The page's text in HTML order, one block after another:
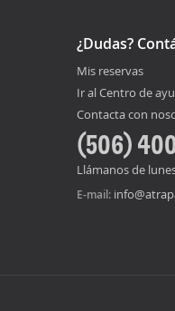
¿Dudas?
Mis reservas
Ir al Centro de
Contacta con
(506)
Llámanos de
E-mail: